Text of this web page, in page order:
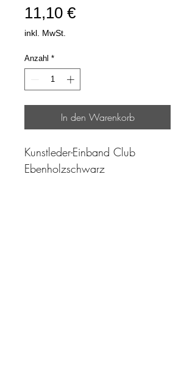
11,10 €Preis
inkl. MwSt.
Anzahl *
In den Warenkorb
Kunstleder-Einband Club
Ebenholzschwarz